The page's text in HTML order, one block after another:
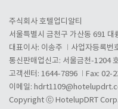
주식회사 호텔업디알티
서울특별시 금천구 가산동 691
대표이사: 이송주
사업자등록번
통신판매업신고: 서울금천-1204
고객센터: 1644-7896
Fax: 02-
이메일:
Copyright ⓒ HotelupDRT